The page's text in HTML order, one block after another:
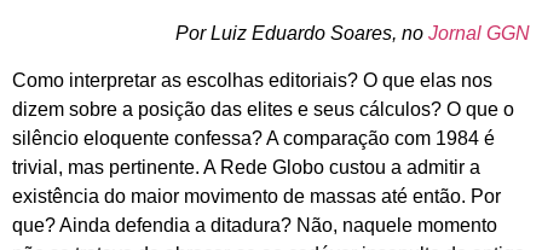
Por Luiz Eduardo Soares, no Jornal GGN
Como interpretar as escolhas editoriais? O que elas nos
dizem sobre a posição das elites e seus cálculos? O que o
silêncio eloquente confessa? A comparação com 1984 é
trivial, mas pertinente. A Rede Globo custou a admitir a
existência do maior movimento de massas até então. Por
que? Ainda defendia a ditadura? Não, naquele momento